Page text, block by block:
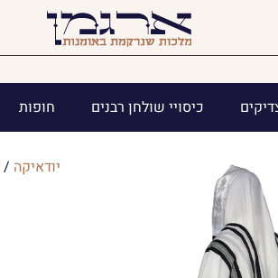
חופות כיסויי שולחן רבנים
יודאיקה /